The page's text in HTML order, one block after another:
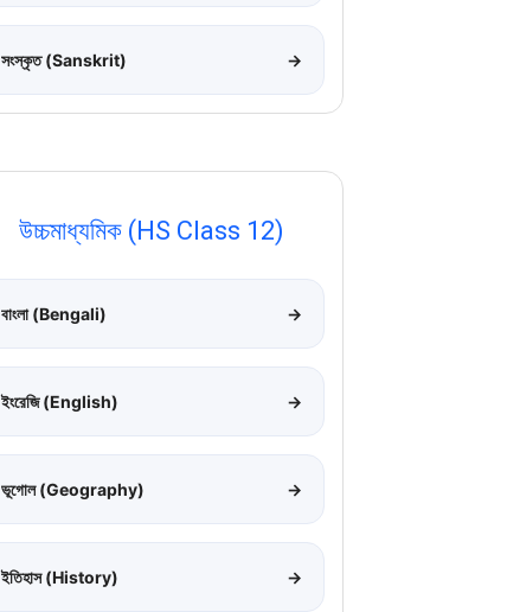
সংস্কৃত (Sanskrit) →
উচ্চমাধ্যমিক (HS Class 12)
বাংলা (Bengali) →
ইংরেজি (English) →
ভূগোল (Geography) →
ইতিহাস (History) →